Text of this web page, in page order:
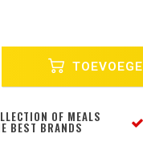
OF MEALS
BEST BRANDS